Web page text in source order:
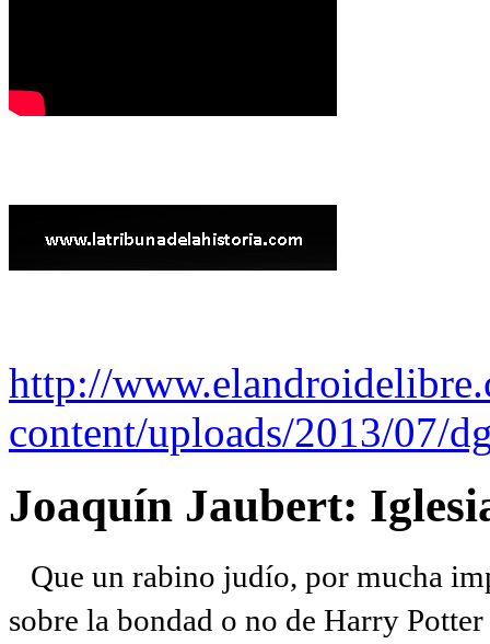
http://
content/uploads/2013/07/
Joaquín Jaubert:
Que un rabino judío, por mucha
sobre la bondad o no de Harry